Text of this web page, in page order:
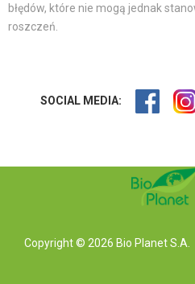
błędów, które nie mogą jednak
roszczeń.
SOCIAL MEDIA:
Copyright © 2026 Bio Planet S.A.